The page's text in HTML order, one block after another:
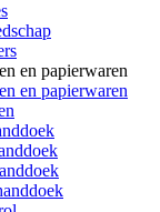
en papierwaren
en papierwaren